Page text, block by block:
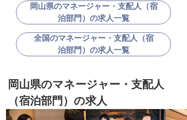
岡山県のマネージャー・支配人（宿
泊部門）の求人一覧
全国のマネージャー・支配人（宿
泊部門）の求人一覧
岡山県のマネージャー・支配人
（宿泊部門）の求人